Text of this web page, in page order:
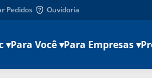
Pedidos Ouvidoria
▾Para Você ▾Para Empresas ▾